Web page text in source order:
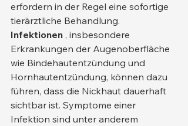
erfordern in der Regel eine sofortige
tierärztliche Behandlung.
Infektionen , insbesondere
Erkrankungen der Augenoberfläche
wie Bindehautentzündung und
Hornhautentzündung, können dazu
führen, dass die Nickhaut dauerhaft
sichtbar ist. Symptome einer
Infektion sind unter anderem